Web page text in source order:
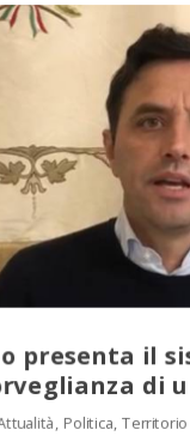
presenta il
di
, Politica,Territorio